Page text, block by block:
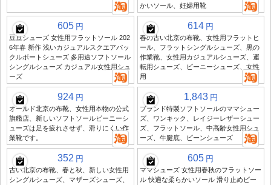
かいソール、妊婦用靴
605 円
豆豆シューズ 女性用フラットソール 202
6年春 新作 浅いカジュアルスクエアバッ
クルボートシューズ 多用途ソフトソール
シングルシューズ カジュアル女性用シュ
ーズ
614 円
春の古い北京の布靴、女性用フラットヒ
ール、フラットシングルシューズ、黒の
作業靴、女性用カジュアルシューズ、運
転用シューズ、ビーニーシューズ、女性
用
924 円
オールド北京の布靴、女性用本物の公式
旗艦店、新しいソフトソールビーニーシ
ューズは足を疲れさせず、滑りにくい作
業靴です。
1,843 円
ブランド特製ソフトソールのママシュー
ズ、ワンキック、レイジーレザーシュー
ズ、フラットソール、中高齢女性用シュ
ーズ、牛腱底、ビーンシューズ
352 円
古い北京の布靴、春と秋、新しい女性用
シングルシューズ、マザーズシューズ、
605 円
ママシューズ 女性用春秋のフラットソー
ル 快適な柔らかいソール 滑り止めビー